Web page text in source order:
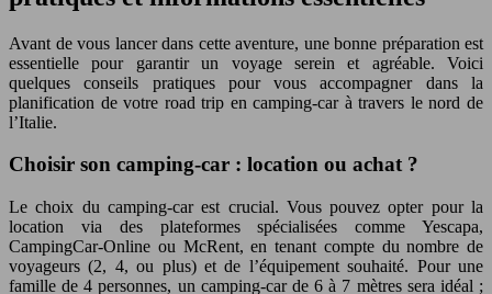
Avant de vous lancer dans cette aventure, une bonne préparation est
essentielle pour garantir un voyage serein et agréable. Voici
quelques conseils pratiques pour vous accompagner dans la
planification de votre road trip en camping-car à travers le nord de
l’Italie.
Choisir son camping-car : location ou achat ?
Le choix du camping-car est crucial. Vous pouvez opter pour la
location via des plateformes spécialisées comme Yescapa,
CampingCar-Online ou McRent, en tenant compte du nombre de
voyageurs (2, 4, ou plus) et de l’équipement souhaité. Pour une
famille de 4 personnes, un camping-car de 6 à 7 mètres sera idéal ;